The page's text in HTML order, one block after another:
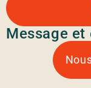
Message et